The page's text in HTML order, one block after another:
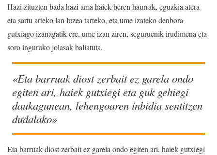
Hazi zituzten bada hazi ama haiek beren haurrak, eguzkia atera
eta sartu arteko lan luzea tarteko, eta ume izateko denbora
gutxiago izanagatik ere, ume izan ziren, seguruenik irudimena eta
soro inguruko jolasak baliatuta.
«Eta barruak diost zerbait ez garela ondo
egiten ari, haiek gutxiegi eta guk gehiegi
daukagunean, lehengoaren inbidia sentitzen
dudalako»
Eta barruak diost zerbait ez garela ondo egiten ari, haiek gutxiegi